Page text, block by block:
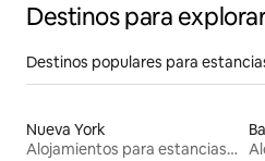
Destinos para
Destinos populares para
Nueva York
Alojamientos para estancias largas